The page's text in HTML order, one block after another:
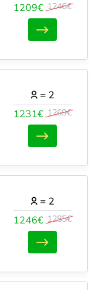
1209€ 1246€
1231€ 1269€
= 2
1246€ 1285€
= 2